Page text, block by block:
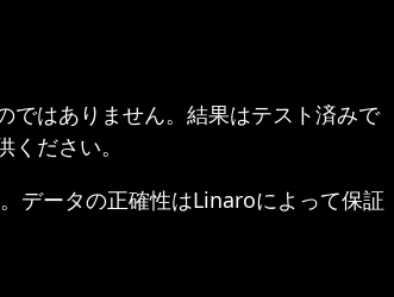
ではありません。結果はテスト済みで
ださい。
データの正確性はLinaroによって保証